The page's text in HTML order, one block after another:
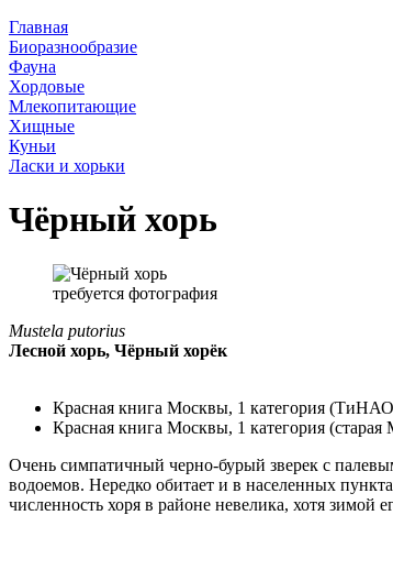
Главная
Биоразнообразие
Фауна
Хордовые
Млекопитающие
Хищные
Куньи
Ласки и хорьки
Чёрный хорь
требуется фотография
Mustela putorius
Лесной хорь, Чёрный хорёк
Красная книга Москвы, 1 категория
Красная книга Москвы, 1 категория (старая
Очень симпатичный черно-бурый зверек с
водоемов. Нередко обитает и в населенных
численность хоря в районе невелика, хотя зимой